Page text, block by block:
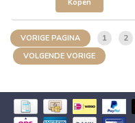
Kopen
VORIGE PAGINA 1 2
VOLGENDE VORIGE